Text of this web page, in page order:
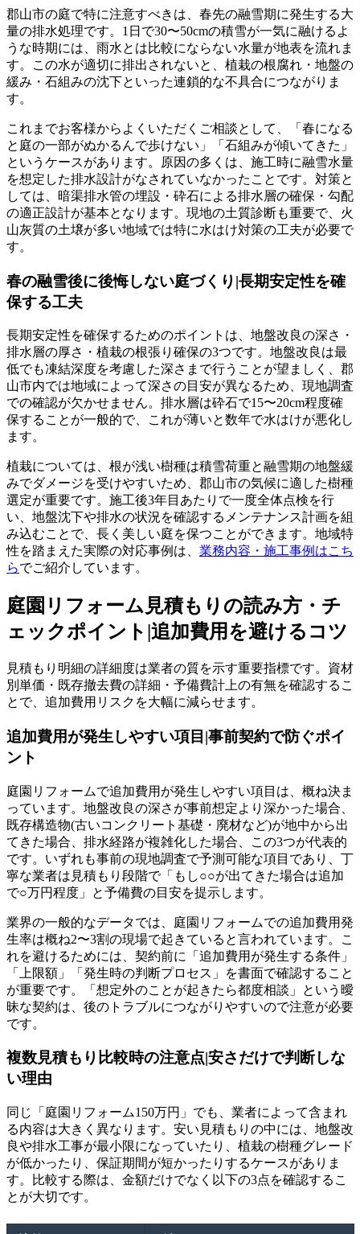
郡山市の庭で特に注意すべきは、春先の融雪期に発生する大
量の排水処理です。1日で30〜50cmの積雪が一気に融けるよ
うな時期には、雨水とは比較にならない水量が地表を流れま
す。この水が適切に排出されないと、植栽の根腐れ・地盤の
緩み・石組みの沈下といった連鎖的な不具合につながりま
す。
これまでお客様からよくいただくご相談として、「春になる
と庭の一部がぬかるんで歩けない」「石組みが傾いてきた」
というケースがあります。原因の多くは、施工時に融雪水量
を想定した排水設計がなされていなかったことです。対策と
しては、暗渠排水管の埋設・砕石による排水層の確保・勾配
の適正設計が基本となります。現地の土質診断も重要で、火
山灰質の土壌が多い地域では特に水はけ対策の工夫が必要で
す。
春の融雪後に後悔しない庭づくり|長期安定性を確
保する工夫
長期安定性を確保するためのポイントは、地盤改良の深さ・
排水層の厚さ・植栽の根張り確保の3つです。地盤改良は最
低でも凍結深度を考慮した深さまで行うことが望ましく、郡
山市内では地域によって深さの目安が異なるため、現地調査
での確認が欠かせません。排水層は砕石で15〜20cm程度確
保することが一般的で、これが薄いと数年で水はけが悪化し
ます。
植栽については、根が浅い樹種は積雪荷重と融雪期の地盤緩
みでダメージを受けやすいため、郡山市の気候に適した樹種
選定が重要です。施工後3年目あたりで一度全体点検を行
い、地盤沈下や排水の状況を確認するメンテナンス計画を組
み込むことで、長く美しい庭を保つことができます。地域特
性を踏まえた実際の対応事例は、 業務内容・施工事例はこち
らでご紹介しています。
庭園リフォーム見積もりの読み方・チ
ェックポイント|追加費用を避けるコツ
見積もり明細の詳細度は業者の質を示す重要指標です。資材
別単価・既存撤去費の詳細・予備費計上の有無を確認するこ
とで、追加費用リスクを大幅に減らせます。
追加費用が発生しやすい項目|事前契約で防ぐポイ
ント
庭園リフォームで追加費用が発生しやすい項目は、概ね決ま
っています。地盤改良の深さが事前想定より深かった場合、
既存構造物(古いコンクリート基礎・廃材など)が地中から出
てきた場合、排水経路が複雑化した場合、この3つが代表的
です。いずれも事前の現地調査で予測可能な項目であり、丁
寧な業者は見積もり段階で「もし○○が出てきた場合は追加
で○万円程度」と予備費の目安を提示します。
業界の一般的なデータでは、庭園リフォームでの追加費用発
生率は概ね2〜3割の現場で起きていると言われています。こ
れを避けるためには、契約前に「追加費用が発生する条件」
「上限額」「発生時の判断プロセス」を書面で確認すること
が重要です。「想定外のことが起きたら都度相談」という曖
昧な契約は、後のトラブルにつながりやすいので注意が必要
です。
複数見積もり比較時の注意点|安さだけで判断しな
い理由
同じ「庭園リフォーム150万円」でも、業者によって含まれ
る内容は大きく異なります。安い見積もりの中には、地盤改
良や排水工事が最小限になっていたり、植栽の樹種グレード
が低かったり、保証期間が短かったりするケースがありま
す。比較する際は、金額だけでなく以下の3点を確認するこ
とが大切です。